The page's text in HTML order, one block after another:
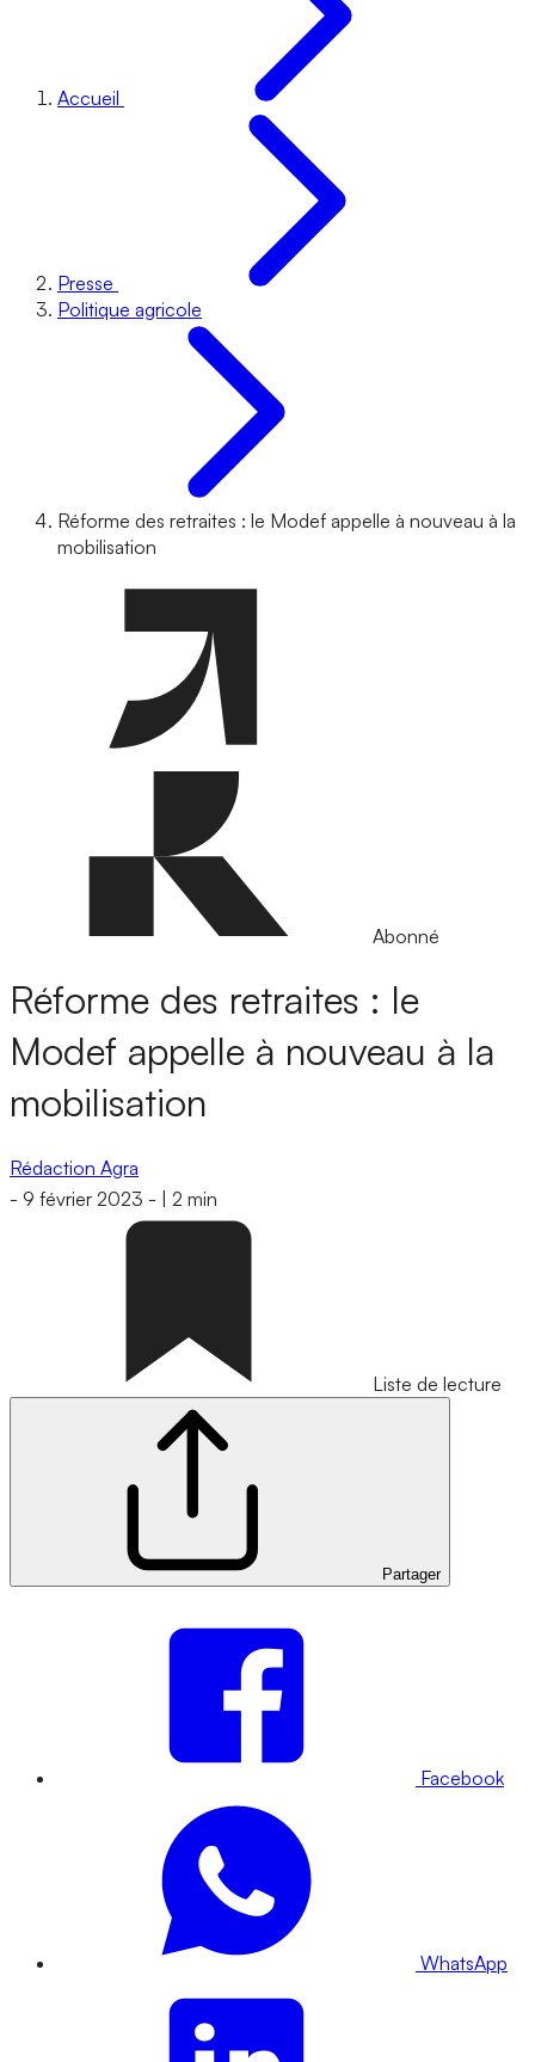
Accueil
Presse
Politique agricole
Réforme des retraites : le Modef appelle à nouveau à la
mobilisation
Abonné
Réforme des retraites : le
Modef appelle à nouveau à la
mobilisation
Rédaction Agra
- 9 février 2023 - 2 min
Liste de lecture
Partager
Facebook
WhatsApp